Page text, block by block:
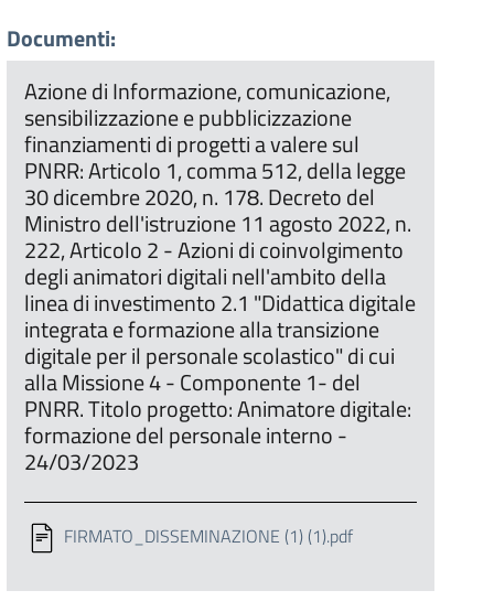
Documenti:
Azione di Informazione, comunicazione,
sensibilizzazione e pubblicizzazione
finanziamenti di progetti a valere sul
PNRR: Articolo 1, comma 512, della legge
30 dicembre 2020, n. 178. Decreto del
Ministro dell'istruzione 11 agosto 2022, n.
222, Articolo 2 - Azioni di coinvolgimento
degli animatori digitali nell'ambito della
linea di investimento 2.1 "Didattica digitale
integrata e formazione alla transizione
digitale per il personale scolastico" di cui
alla Missione 4 - Componente 1- del
PNRR. Titolo progetto: Animatore digitale:
formazione del personale interno -
24/03/2023
FIRMATO_DISSEMINAZIONE (1) (1).pdf